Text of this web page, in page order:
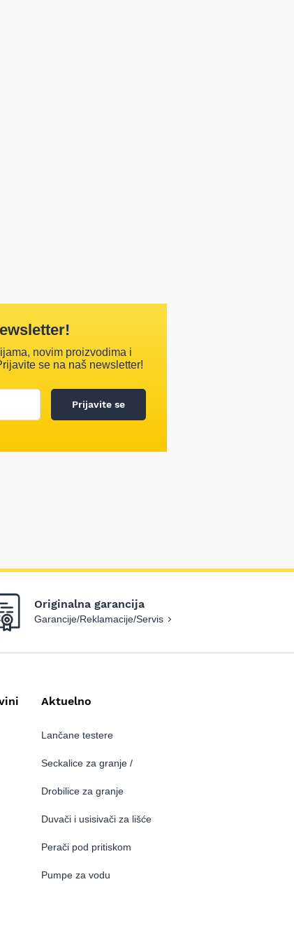
novim proizvodima i
se na naš newsletter!
Prijavite se
Originalna garancija
Garancije/Reklamacije/Servis
Aktuelno
Lančane testere
Seckalice za granje /
Drobilice za granje
Duvači i usisivači za lišće
Perači pod pritiskom
Pumpe za vodu